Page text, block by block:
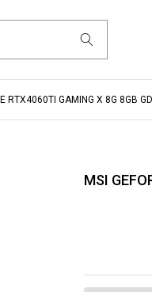
RTX4060TI GAMING X 8G 8GB
MSI